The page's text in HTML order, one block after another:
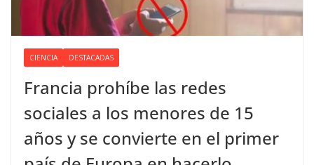
CIENCIA DESTACADAS
Francia prohíbe las redes
sociales a los menores de 15
años y se convierte en el primer